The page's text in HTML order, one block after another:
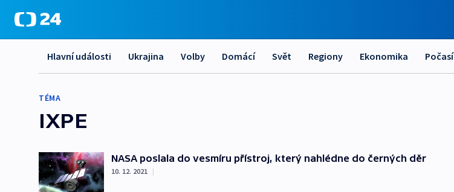
Hlavní události Ukrajina Volby Domácí Svět Regiony Ekonomika Počasí
TÉMA
IXPE
NASA poslala do vesmíru přístroj, který nahlédne do černých děr
10. 12. 2021 |